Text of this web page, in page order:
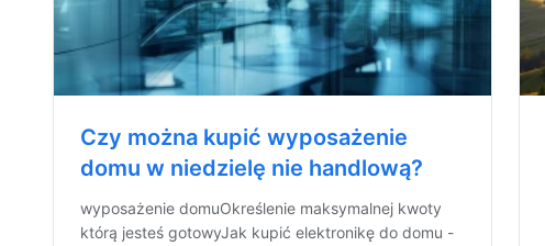
Czy można kupić wyposażenie
domu w niedzielę nie handlową?
wyposażenie domuOkreślenie maksymalnej kwoty
którą jesteś gotowyJak kupić elektronikę do domu -